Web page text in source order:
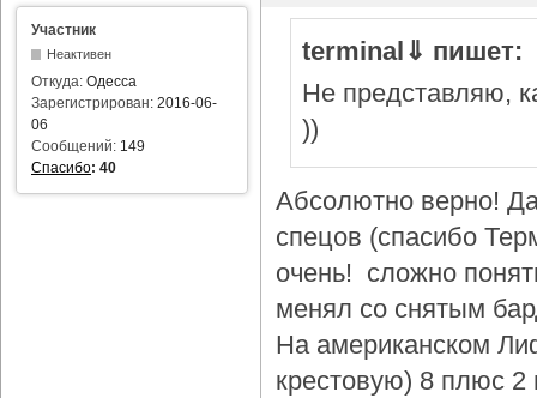
Участник
Неактивен
Откуда: Одесса
Зарегистрирован: 2016-06-
06
Сообщений: 149
Спасибо: 40
terminal⇓ пишет:
Не представляю,
))
Абсолютно верно!
спецов (спасибо
очень! сложно
менял со снятым
На американском
крестовую) 8 плюс 2